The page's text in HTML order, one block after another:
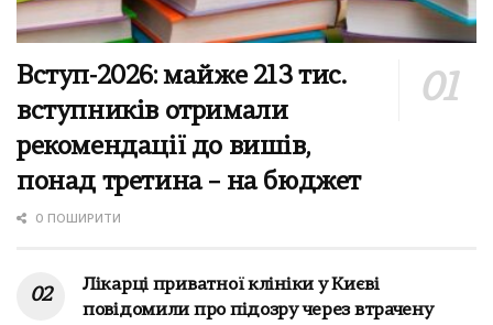
Вступ-2026: майже 213 тис.
вступників отримали
рекомендації до вишів,
понад третина – на бюджет
0 ПОШИРИТИ
Лікарці приватної клініки у Києві
повідомили про підозру через втрачену